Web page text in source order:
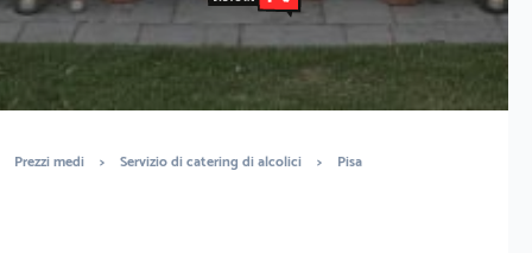
Prezzi medi > Servizio di catering di alcolici > Pisa